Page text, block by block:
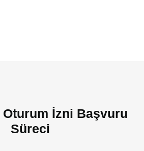
İzni Başvuru
Süreci